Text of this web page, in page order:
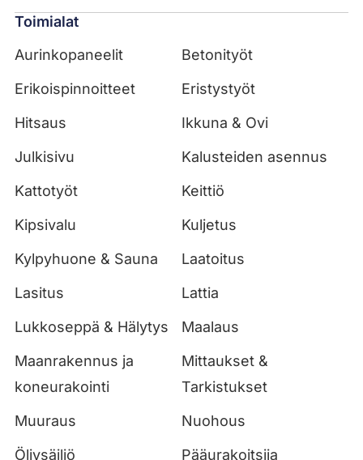
Toimialat
Aurinkopaneelit
Betonityöt
Erikoispinnoitteet
Eristystyöt
Hitsaus
Ikkuna & Ovi
Julkisivu
Kalusteiden asennus
Kattotyöt
Keittiö
Kipsivalu
Kuljetus
Kylpyhuone & Sauna
Laatoitus
Lasitus
Lattia
Lukkoseppä & Hälytys
Maalaus
Maanrakennus ja
koneurakointi
Mittaukset &
Tarkistukset
Muuraus
Nuohous
Öljysäiliö
Pääurakoitsija